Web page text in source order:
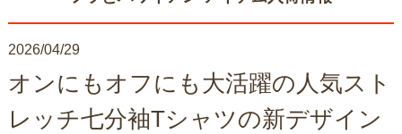
2026/04/29
オンにもオフにも大活躍の人気スト
レッチ七分袖Tシャツの新デザイン